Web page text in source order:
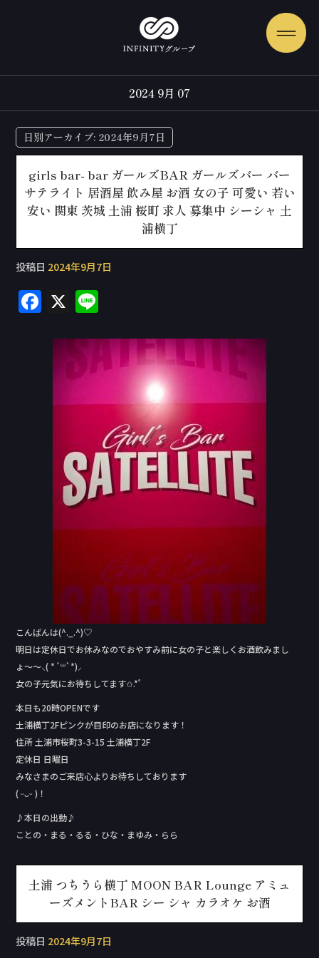
2024 9月 07
日別アーカイブ: 2024年9月7日
girls bar- bar ガールズBAR ガールズバー バー
サテライト 居酒屋 飲み屋 お酒 女の子 可愛い 若い
安い 関東 茨城 土浦 桜町 求人 募集中 シーシャ 土
浦横丁
投稿日 2024年9月7日
F
c
e
o
X
e
こんばんは(^._.^)♡
明日は定休日でお休みなのでおやすみ前に女の子と楽しくお酒飲みまし
ょ〜〜⸜( *´꒳`*)⸝
女の子元気にお待ちしてます✩.*˚
本日も20時OPENです
土浦横丁2Fピンクが目印のお店になります！
住所 土浦市桜町3-3-15 土浦横丁2F
定休日 日曜日
みなさまのご来店心よりお待ちしております
( ᵕᴗᵕ )！
♪本日の出勤♪
ことの・まる・るる・ひな・まゆみ・らら
土浦 つちうら横丁 MOON BAR Lounge アミュ
ーズメントBAR シー シャ カラオケ お酒
投稿日 2024年9月7日